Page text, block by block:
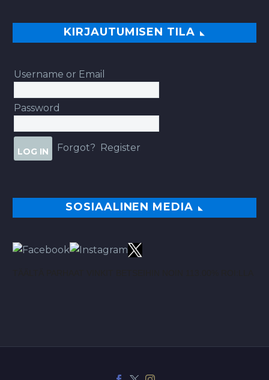
KIRJAUTUMISEN TILA
Username or Email
Password
Forgot? Register
SOSIAALINEN MEDIA